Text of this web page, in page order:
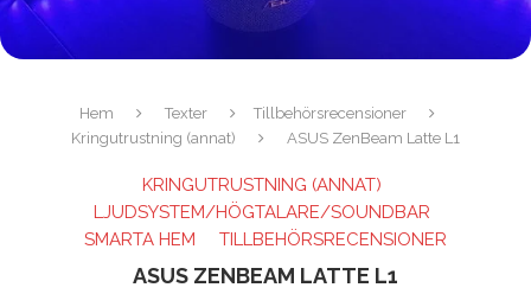
Hem Texter
Tillbehörsrecensioner
Kringutrustning (annat)
ASUS ZenBeam Latte L1
KRINGUTRUSTNING (ANNAT)
LJUDSYSTEM/HÖGTALARE/SOUNDBAR
SMARTA HEM
TILLBEHÖRSRECENSIONER
ASUS ZENBEAM LATTE L1